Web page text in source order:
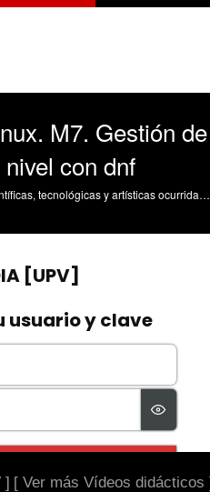
M7. Gestión de
con dnf
Divulgación de las actividades científicas, tecnológicas y artísticas ocurridas en los tres campus de la UPV
] [ Ver más Vídeos didácticos